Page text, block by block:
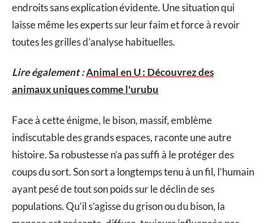
endroits sans explication évidente. Une situation qui
laisse même les experts sur leur faim et force à revoir
toutes les grilles d’analyse habituelles.
Lire également :Animal en U : Découvrez des
animaux uniques comme l'urubu
Face à cette énigme, le bison, massif, emblème
indiscutable des grands espaces, raconte une autre
histoire. Sa robustesse n’a pas suffi à le protéger des
coups du sort. Son sort a longtemps tenu à un fil, l’humain
ayant pesé de tout son poids sur le déclin de ses
populations. Qu’il s’agisse du grison ou du bison, la